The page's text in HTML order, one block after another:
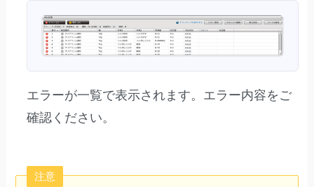
エラーが一覧で表示されます。エラー内容をご
確認ください。
注意